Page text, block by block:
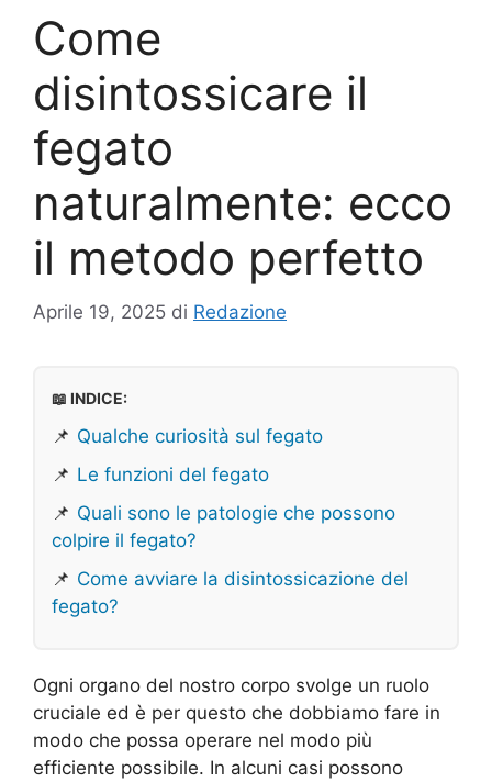
Come
disintossicare il
fegato
naturalmente: ecco
il metodo perfetto
Aprile 19, 2025 di Redazione
📖 INDICE:
📌 Qualche curiosità sul fegato
📌 Le funzioni del fegato
📌 Quali sono le patologie che possono
colpire il fegato?
📌 Come avviare la disintossicazione del
fegato?
Ogni organo del nostro corpo svolge un ruolo
cruciale ed è per questo che dobbiamo fare in
modo che possa operare nel modo più
efficiente possibile. In alcuni casi possono